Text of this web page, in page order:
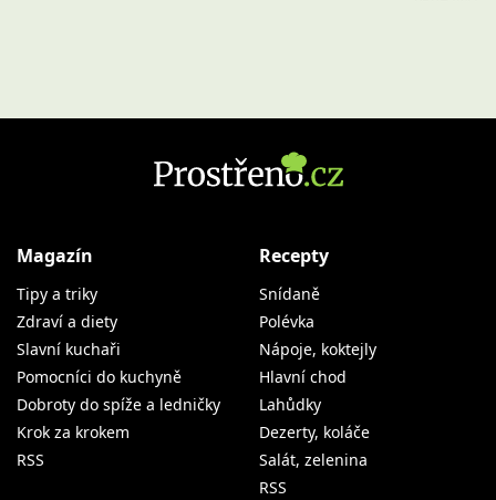
Magazín
Tipy a triky
Zdraví a diety
Slavní kuchaři
Pomocníci do kuchyně
Dobroty do spíže a ledničky
Krok za krokem
RSS
Recepty
Snídaně
Polévka
Nápoje, koktejly
Hlavní chod
Lahůdky
Dezerty, koláče
Salát, zelenina
RSS